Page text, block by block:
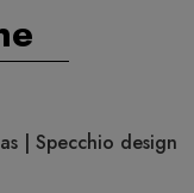
| Specchio design